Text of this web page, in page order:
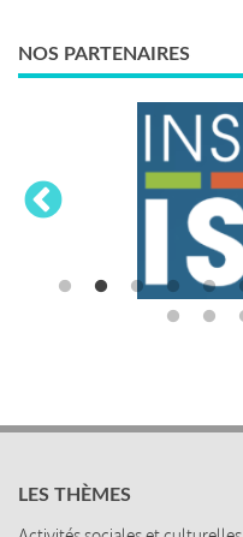
NOS PARTENAIRES
LES THÈMES